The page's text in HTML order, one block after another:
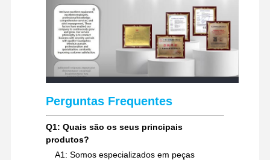
Perguntas Frequentes
Q1: Quais são os seus principais
produtos?
A1: Somos especializados em peças